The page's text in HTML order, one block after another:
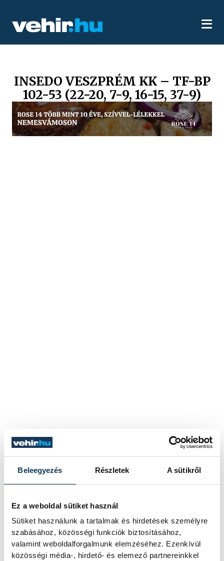
Beleegyezés Részletek A sütikről
Ez a weboldal sütiket használ
Sütiket használunk a tartalmak és hirdetések személyre
szabásához, közösségi funkciók biztosításához,
valamint weboldalforgalmunk elemzéséhez. Ezenkívül
közösségi média-, hirdető- és elemező partnereinkkel
INSEDO VESZPRÉM KK – TF-BP
102-53 (22-20, 7-9, 16-15, 37-9)